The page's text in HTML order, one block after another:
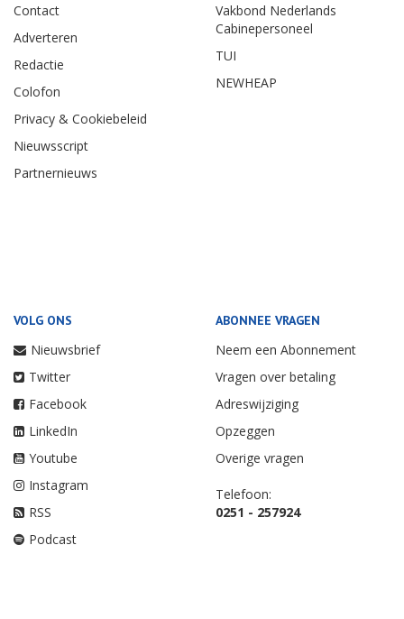
Contact
Adverteren
Redactie
Colofon
Privacy & Cookiebeleid
Nieuwsscript
Partnernieuws
Vakbond Nederlands
Cabinepersoneel
TUI
NEWHEAP
VOLG ONS
Nieuwsbrief
Twitter
Facebook
LinkedIn
Youtube
Instagram
RSS
Podcast
ABONNEE VRAGEN
Neem een Abonnement
Vragen over betaling
Adreswijziging
Opzeggen
Overige vragen
Telefoon:
0251 - 257924